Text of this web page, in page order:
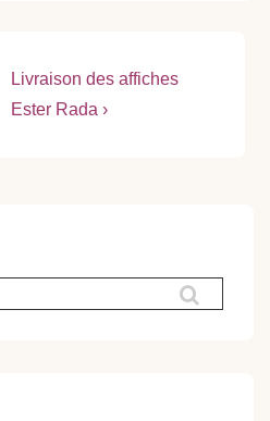
Next
Post
Livraison des affiches
Ester Rada ›